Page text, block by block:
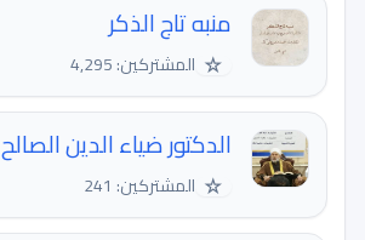
منبه تاج الذكر
☆ المشتركين: 4,295
الدكتور ضياء الدين الصالح
☆ المشتركين: 241